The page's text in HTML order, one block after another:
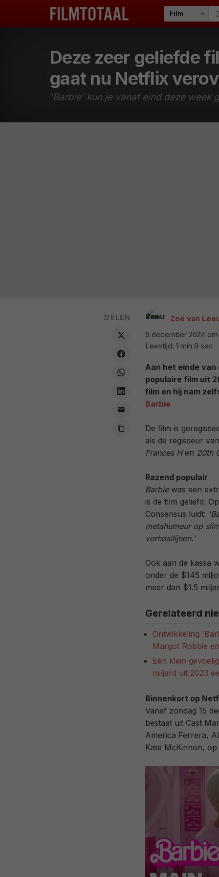
Deze zeer geliefde
gaat nu Netflix
'Barbie' kun je vanaf eind deze week
Zoë van
9 december 2024 om
Leestijd: 1 min 9 sec
Aan het einde
populaire film uit
film en hij nam
Barbie
De film is
als de regisseur van
Frances Hen 20th
Razend populair
Barbiewas een
is de film geliefd. Op
Consensus luidt:
metahumeur op
verhaallijnen.'
Ook aan de kassa
onder de $145
meer dan $1.5
Gerelateerd
Ontwikkeling
Margot Robbie
Eén klein
miljard uit 2023
Binnenkort op
Vanaf zondag 15
bestaat uit Cast
America Ferrera,
Kate McKinnon,
DELEN